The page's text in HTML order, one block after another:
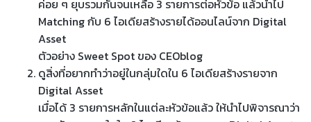
ค่อย ๆ ยุบรวมกันจนเหลือ 3 รายการต่อหัวข้อ แล้วนำไป
Matching กับ 6 ไอเดียสร้างรายได้ออนไลน์จาก Digital
Asset
ตัวอย่าง Sweet Spot ของ CEOblog
ดูสิ่งที่อยากทำว่าอยู่ในกลุ่มใดใน 6 ไอเดียสร้างรายจาก
Digital Asset
เมื่อได้ 3 รายการหลักในแต่ละหัวข้อแล้ว ให้นำไปพิจารณาว่า